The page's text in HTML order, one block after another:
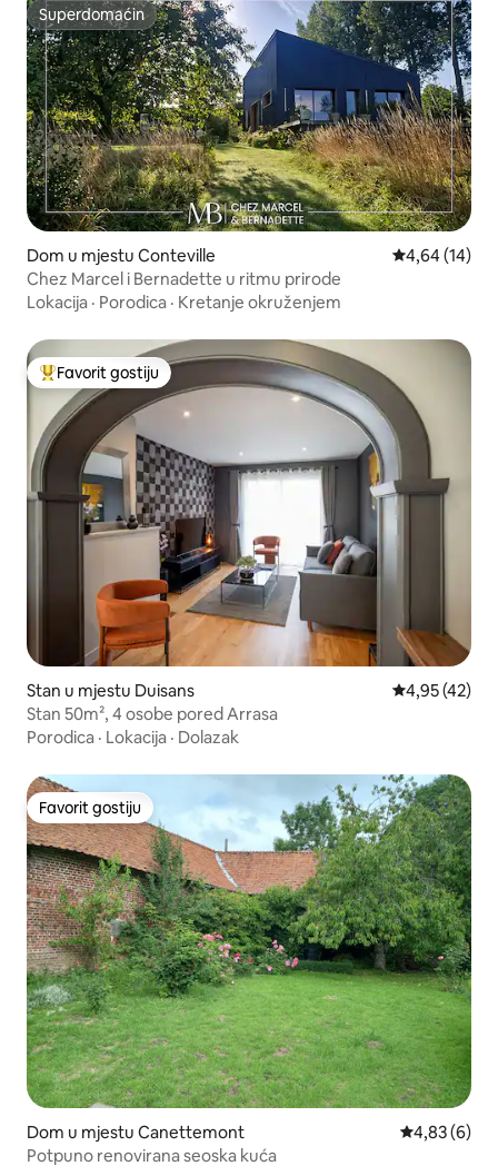
Superdomaćin
Superdomaćin
Dom u mjestu Conteville Prosječna
4,64 (14)
Chez Marcel i Bernadette u ritmu prirode
Lokacija · Porodica · Kretanje okruženjem
Glavni favorit gostiju
Favorit gostiju
Stan u mjestu Duisans Prosječna
4,95 (42)
Stan 50m², 4 osobe pored Arrasa
Porodica · Lokacija · Dolazak
Favorit gostiju
Favorit gostiju
Dom u mjestu Canettemont Prosječna
4,83 (6)
Potpuno renovirana seoska kuća